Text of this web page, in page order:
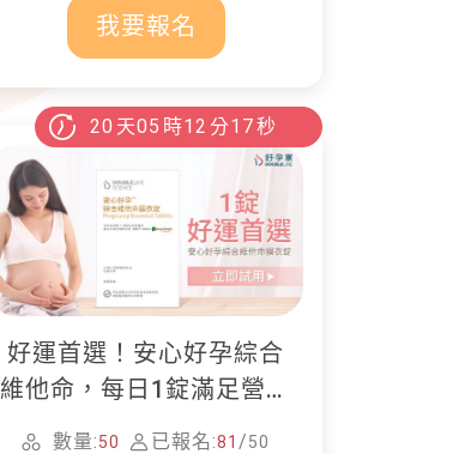
我要報名
20 天05 時12 分16秒
好運首選！安心好孕綜合
維他命，每日1錠滿足營養
所需
數量:50 已報名:81 /50